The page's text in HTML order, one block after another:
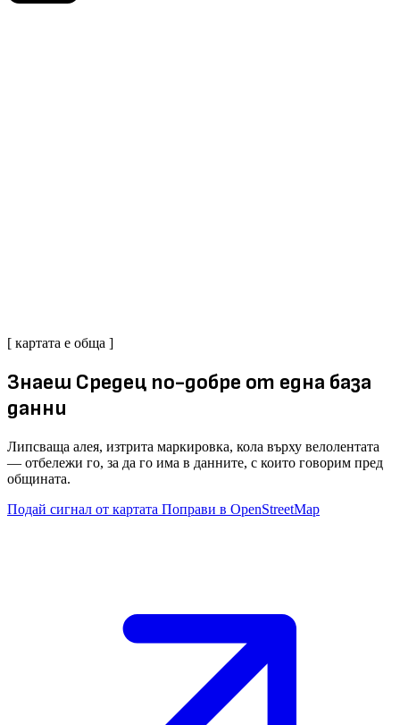
[ картата е обща ]
Знаеш Средец по-добре от една база
данни
Липсваща алея, изтрита маркировка, кола върху велолентата
— отбележи го, за да го има в данните, с които говорим пред
общината.
Подай сигнал от картата Поправи в OpenStreetMap